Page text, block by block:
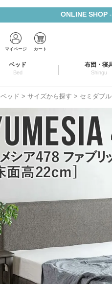
ONLINE SHOP
マイページ カート
ベッド
Bed
布団・寝
Shingu
ベッド サイズから探す セミダブ